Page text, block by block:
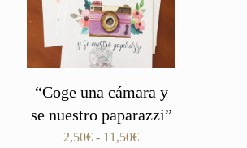
“Coge una cámara y
se nuestro paparazzi”
2,50€ - 11,50€Rango